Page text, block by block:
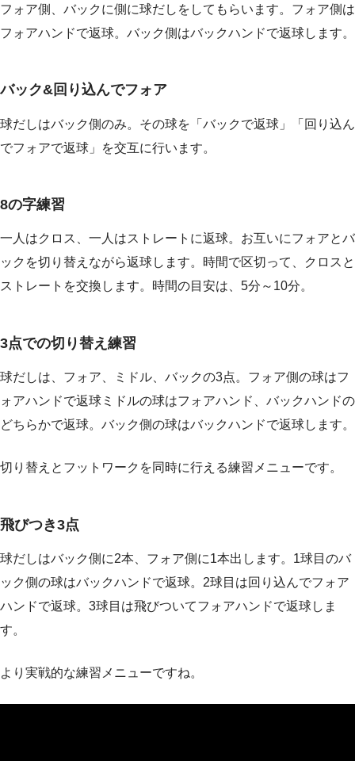
フォア側、バックに側に球だしをしてもらいます。フォア側は
フォアハンドで返球。バック側はバックハンドで返球します。
バック&回り込んでフォア
球だしはバック側のみ。その球を「バックで返球」「回り込ん
でフォアで返球」を交互に行います。
8の字練習
一人はクロス、一人はストレートに返球。お互いにフォアとバ
ックを切り替えながら返球します。時間で区切って、クロスと
ストレートを交換します。時間の目安は、5分～10分。
3点での切り替え練習
球だしは、フォア、ミドル、バックの3点。フォア側の球はフ
ォアハンドで返球ミドルの球はフォアハンド、バックハンドの
どちらかで返球。バック側の球はバックハンドで返球します。
切り替えとフットワークを同時に行える練習メニューです。
飛びつき3点
球だしはバック側に2本、フォア側に1本出します。1球目のバ
ック側の球はバックハンドで返球。2球目は回り込んでフォア
ハンドで返球。3球目は飛びついてフォアハンドで返球しま
す。
より実戦的な練習メニューですね。